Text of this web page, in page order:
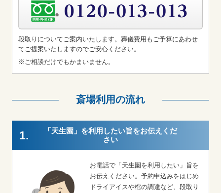
段取りについてご案内いたします。葬儀費用もご予算にあわせ
てご提案いたしますのでご安心ください。
※ご相談だけでもかまいません。
斎場利用の流れ
1.
「天生園」を利用したい旨をお伝えくだ
さい
お電話で「天生園を利用したい」旨を
お伝えください。予約申込みをはじめ
ドライアイスや棺の調達など、段取り